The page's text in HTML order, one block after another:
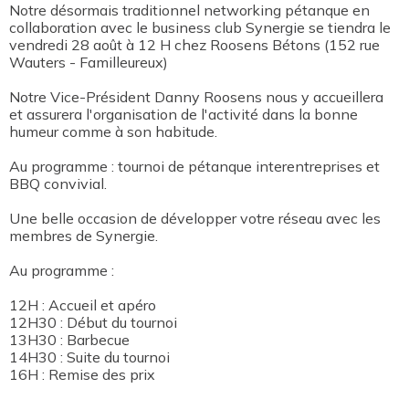
Notre désormais traditionnel networking pétanque en
collaboration avec le business club Synergie se tiendra le
vendredi 28 août à 12 H chez Roosens Bétons (152 rue
Wauters - Familleureux)
Notre Vice-Président Danny Roosens nous y accueillera
et assurera l'organisation de l'activité dans la bonne
humeur comme à son habitude.
Au programme : tournoi de pétanque interentreprises et
BBQ convivial.
Une belle occasion de développer votre réseau avec les
membres de Synergie.
Au programme :
12H : Accueil et apéro
12H30 : Début du tournoi
13H30 : Barbecue
14H30 : Suite du tournoi
16H : Remise des prix